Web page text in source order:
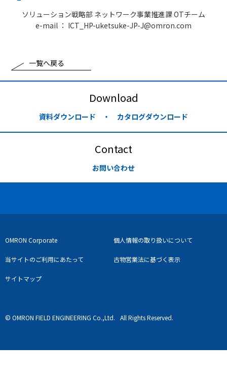
ソリューション戦略部 ネットワーク事業推進課 OTチーム
e-mail ： ICT_HP-uketsuke-JP-J@omron.com
一覧へ戻る
Download
資料ダウンロード ・ カタログダウンロード
Contact
お問い合わせ
OMRON Corporate 個人情報の取り扱いについて
当サイトのご利用にあたって 古物営業法に基づく表示
サイトマップ
© OMRON FIELD ENGINEERING Co.,Ltd. All Rights Reserved.